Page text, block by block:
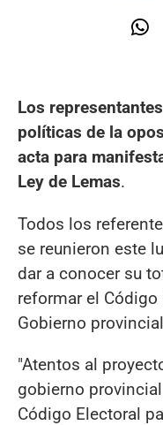
Los
políticas de la
acta para
Ley de Lemas.
Todos los
se reunieron este
dar a conocer su
reformar el
Gobierno
"Atentos al
gobierno
Código Electoral